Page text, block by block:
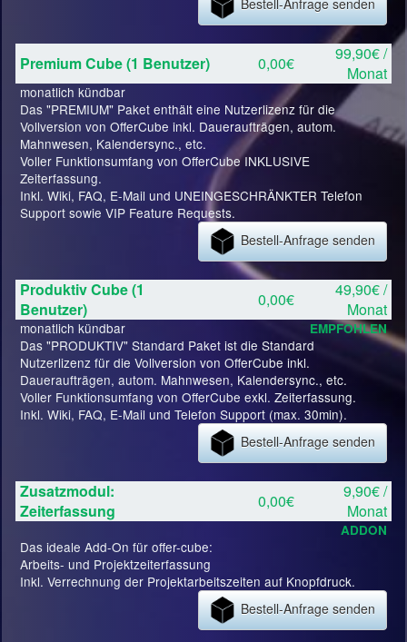
Premium Cube (1 Benutzer) 0,00€
99,90€ /
Monat
monatlich kündbar
Das "PREMIUM" Paket enthält eine Nutzerlizenz für die
Vollversion von OfferCube inkl. Daueraufträgen, autom.
Mahnwesen, Kalendersync., etc.
Voller Funktionsumfang von OfferCube INKLUSIVE
Zeiterfassung.
Inkl. Wiki, FAQ, E-Mail und UNEINGESCHRÄNKTER Telefon
Support sowie VIP Feature Requests.
Bestell-Anfrage senden
Produktiv Cube (1
Benutzer)
0,00€
49,90€ /
Monat
monatlich kündbar EMPFOHLEN
Das "PRODUKTIV" Standard Paket ist die Standard
Nutzerlizenz für die Vollversion von OfferCube inkl.
Daueraufträgen, autom. Mahnwesen, Kalendersync., etc.
Voller Funktionsumfang von OfferCube exkl. Zeiterfassung.
Inkl. Wiki, FAQ, E-Mail und Telefon Support (max. 30min).
Bestell-Anfrage senden
Zusatzmodul:
Zeiterfassung
0,00€
9,90€ /
Monat
ADDON
Das ideale Add-On für offer-cube:
Arbeits- und Projektzeiterfassung
Inkl. Verrechnung der Projektarbeitszeiten auf Knopfdruck.
Bestell-Anfrage senden